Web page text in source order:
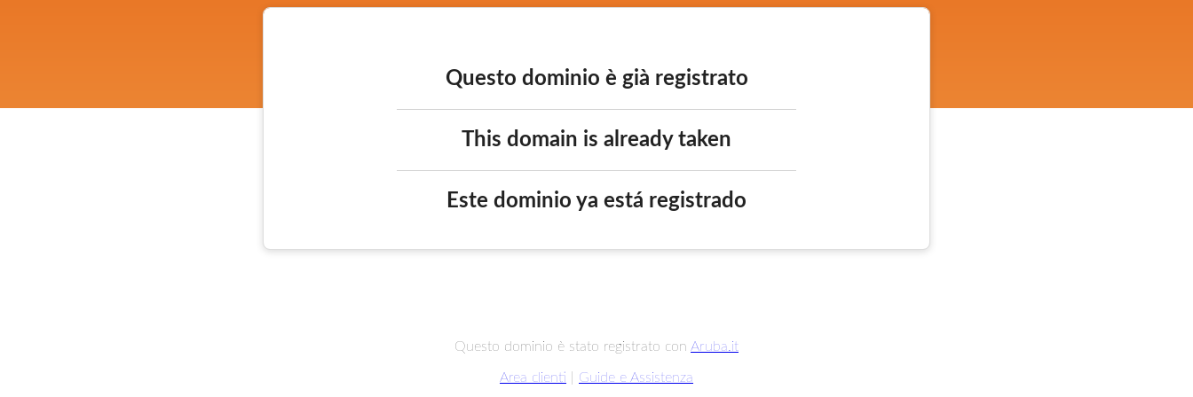
Questo dominio è già registrato
This domain is already taken
Este dominio ya está registrado
Questo dominio è stato registrato con Aruba.it
Area clienti Guide e Assistenza